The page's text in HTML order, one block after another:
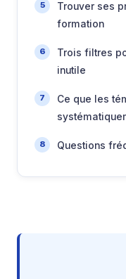
Trouver ses
formation
Trois filtres
inutile
Ce que les
Questions